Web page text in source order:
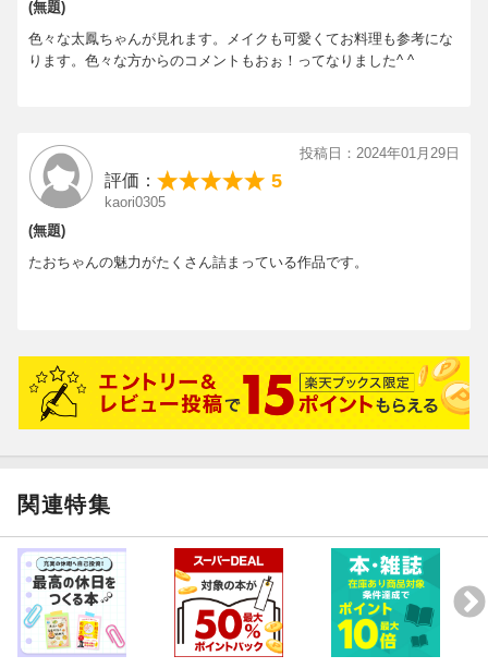
(無題)
色々な太鳳ちゃんが見れます。メイクも可愛くてお料理も参考にな
ります。色々な方からのコメントもおぉ！ってなりました^ ^
投稿日：2024年01月29日
評価： 5
kaori0305
(無題)
たおちゃんの魅力がたくさん詰まっている作品です。
関連特集